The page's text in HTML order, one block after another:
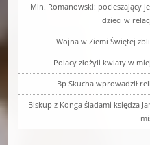
Min. Romanowski: pocieszający
dzieci w
Wojna w Ziemi Świętej
Polacy złożyli kwiaty w
Bp Skucha wprowadził
Biskup z Konga śladami księdza